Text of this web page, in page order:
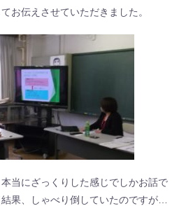
お伝えさせていただきました。
当にざっくりした感じでしかお話で
果、しゃべり倒していたのですが…